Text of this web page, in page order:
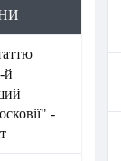
й
-